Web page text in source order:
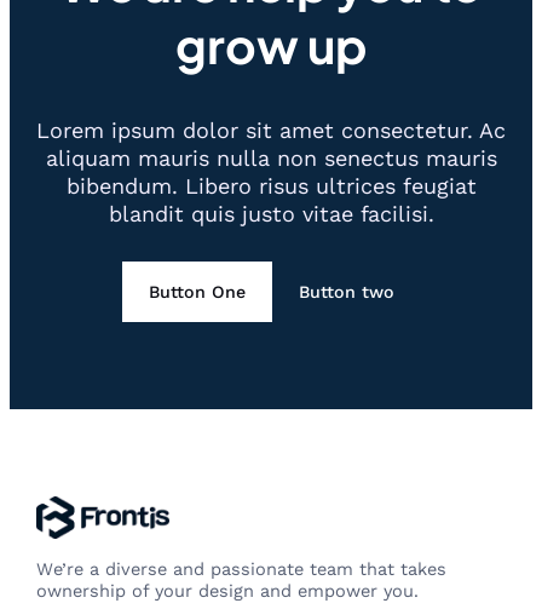
grow up
Lorem ipsum dolor sit amet consectetur. Ac
aliquam mauris nulla non senectus mauris
bibendum. Libero risus ultrices feugiat
blandit quis justo vitae facilisi.
Button One Button two
We’re a diverse and passionate team that takes
ownership of your design and empower you.